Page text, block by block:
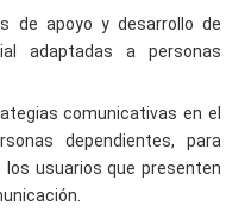
de apoyo y desarrollo de
adaptadas a personas
comunicativas en el
dependientes, para
usuarios que presenten